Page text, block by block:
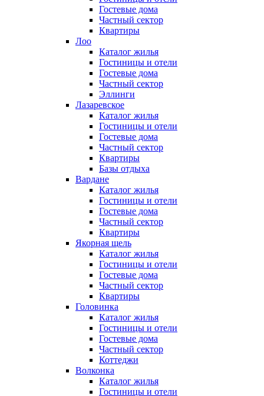
Гостевые дома
Частный сектор
Квартиры
Лоо
Каталог жилья
Гостиницы и отели
Гостевые дома
Частный сектор
Эллинги
Лазаревское
Каталог жилья
Гостиницы и отели
Гостевые дома
Частный сектор
Квартиры
Базы отдыха
Вардане
Каталог жилья
Гостиницы и отели
Гостевые дома
Частный сектор
Квартиры
Якорная щель
Каталог жилья
Гостиницы и отели
Гостевые дома
Частный сектор
Квартиры
Головинка
Каталог жилья
Гостиницы и отели
Гостевые дома
Частный сектор
Коттеджи
Волконка
Каталог жилья
Гостиницы и отели